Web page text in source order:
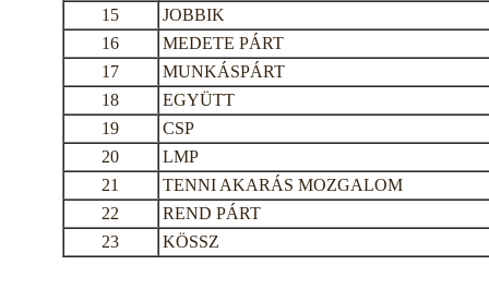
15
JOBBIK
16
MEDETE PÁRT
17
MUNKÁSPÁRT
18
EGYÜTT
19
CSP
20
LMP
21
TENNI AKARÁS MOZGALOM
22
REND PÁRT
23
KÖSSZ